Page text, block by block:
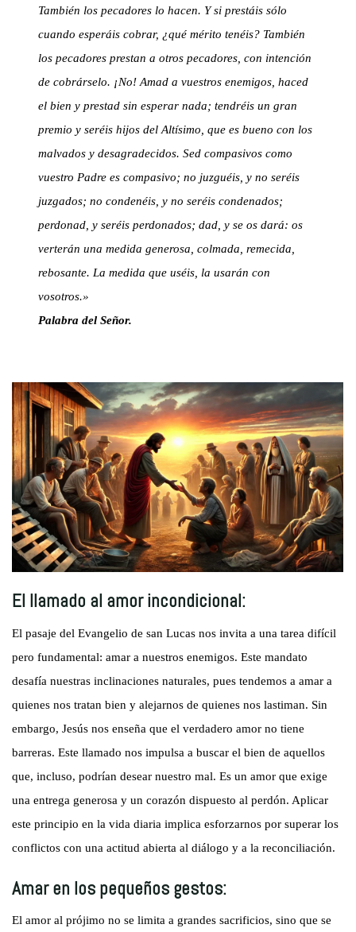
También los pecadores lo hacen. Y si prestáis sólo
cuando esperáis cobrar, ¿qué mérito tenéis? También
los pecadores prestan a otros pecadores, con intención
de cobrárselo. ¡No! Amad a vuestros enemigos, haced
el bien y prestad sin esperar nada; tendréis un gran
premio y seréis hijos del Altísimo, que es bueno con los
malvados y desagradecidos. Sed compasivos como
vuestro Padre es compasivo; no juzguéis, y no seréis
juzgados; no condenéis, y no seréis condenados;
perdonad, y seréis perdonados; dad, y se os dará: os
verterán una medida generosa, colmada, remecida,
rebosante. La medida que uséis, la usarán con
vosotros.»
Palabra del Señor.
El llamado al amor incondicional:
El pasaje del Evangelio de san Lucas nos invita a una tarea difícil
pero fundamental: amar a nuestros enemigos. Este mandato
desafía nuestras inclinaciones naturales, pues tendemos a amar a
quienes nos tratan bien y alejarnos de quienes nos lastiman. Sin
embargo, Jesús nos enseña que el verdadero amor no tiene
barreras. Este llamado nos impulsa a buscar el bien de aquellos
que, incluso, podrían desear nuestro mal. Es un amor que exige
una entrega generosa y un corazón dispuesto al perdón. Aplicar
este principio en la vida diaria implica esforzarnos por superar los
conflictos con una actitud abierta al diálogo y a la reconciliación.
Amar en los pequeños gestos:
El amor al prójimo no se limita a grandes sacrificios, sino que se